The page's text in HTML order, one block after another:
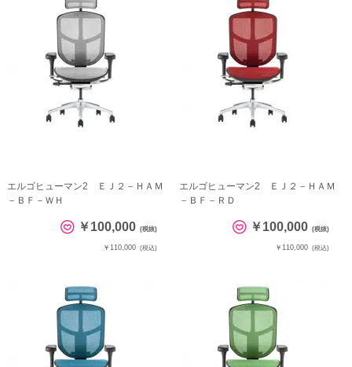
エルゴヒューマン2 ＥＪ２－ＨＡＭ
－ＢＦ－ＷＨ
￥100,000 (税抜)
￥110,000 (税込)
エルゴヒューマン2 ＥＪ２－ＨＡＭ
－ＢＦ－ＲＤ
￥100,000 (税抜)
￥110,000 (税込)